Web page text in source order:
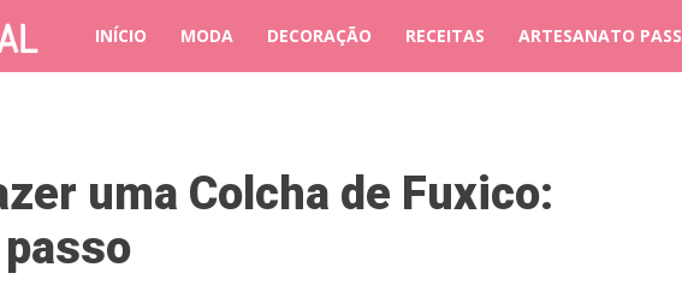
INÍCIO MODA DECORAÇÃO RECEITAS ARTESANATO
uma Colcha de Fuxico: